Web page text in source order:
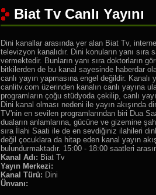
Biat Tv Canlı Yayını
Dini kanallar arasında yer alan Biat Tv,
televizyon kanalıdır. Dini konuların yanı sıra
vermektedir. Bunların yanı sıra doktorların
bitkilerden de bu kanal sayesinde haberdar
canlı yayın yapmasına engel değildir.
canlitv.com üzerinden kanalın canlı yayına
programların çoğu stüdyoda çekilip, canlı
Dini kanal olması nedeni ile yayın akışında
TV'nin en sevilen programlarından biri Dua
duaların anlamlarına, gücüne ve gizemine
sıra İlahi Saati ile de en sevdiğiniz ilahileri
değil çocuklara da hitap eden kanal yayın
bulundurmaktadır. 15:00 - 18:00 saatleri
Kanal Adı: Biat Tv
Yayın Merkezi:
Kanal Türü: Dini
Ünvanı: